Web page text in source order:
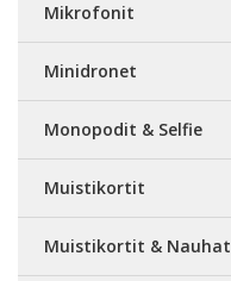
Mikrofonit
Minidronet
Monopodit & Selfie
Muistikortit
Muistikortit & Nauhat